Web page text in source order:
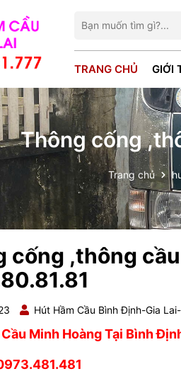
TRANG CHỦ GIỚI
Thông cống
Trang chủ
cống ,thông
Hút Hầm Cầu Bình Định-Gia
Minh Hoàng Tại Bình